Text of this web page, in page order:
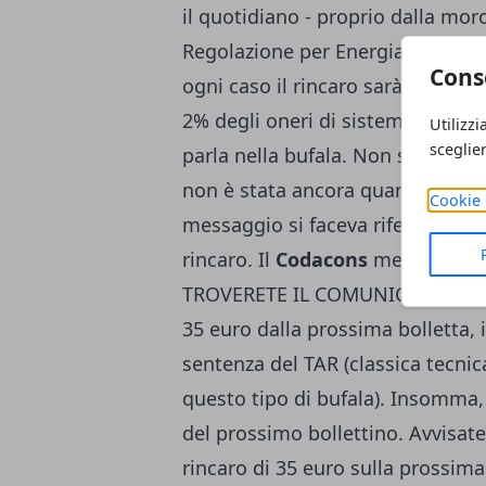
Cookie
il quotidiano - proprio dalla
Regolazione per Energia Reti e
ogni caso il rincaro sarà
2% degli oneri di sistema) e
parla nella bufala. Non solo:
non è stata ancora quantificata
messaggio si faceva riferimento
rincaro. Il Codacons mette
TROVERETE IL COMUNICATO
35 euro dalla prossima
sentenza del TAR (classica
questo tipo di bufala).
del prossimo bollettino.
rincaro di 35 euro sulla